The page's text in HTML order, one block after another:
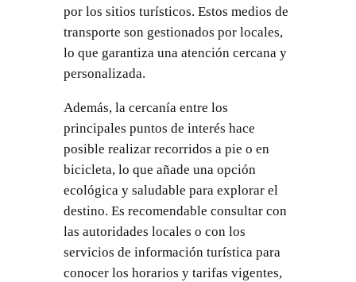
por los sitios turísticos. Estos medios de
transporte son gestionados por locales,
lo que garantiza una atención cercana y
personalizada.
Además, la cercanía entre los
principales puntos de interés hace
posible realizar recorridos a pie o en
bicicleta, lo que añade una opción
ecológica y saludable para explorar el
destino. Es recomendable consultar con
las autoridades locales o con los
servicios de información turística para
conocer los horarios y tarifas vigentes,